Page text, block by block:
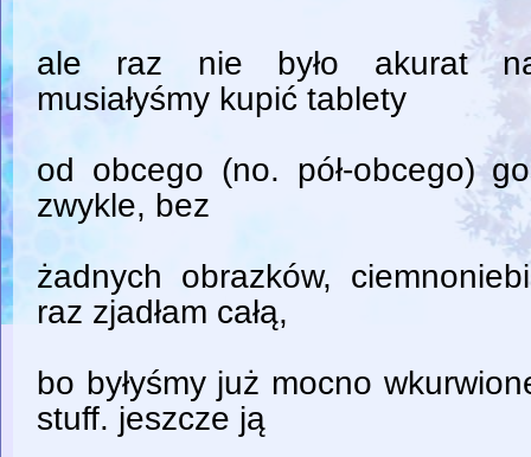
ale raz nie było akurat
musiałyśmy kupić tablety
od obcego (no. pół-obcego)
zwykle, bez
żadnych obrazków,
raz zjadłam całą,
bo byłyśmy już mocno
stuff. jeszcze ją